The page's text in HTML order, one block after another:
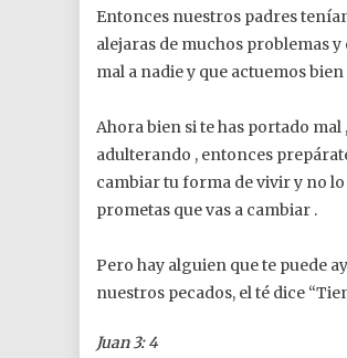
Entonces nuestros padres
alejaras de muchos problemas
mal a nadie y que actuemos
Ahora bien si te has portado
adulterando , entonces
cambiar tu forma de vivir y no
prometas que vas a cambiar .
Pero hay alguien que te puede
nuestros pecados, el té dice
Juan 3: 4